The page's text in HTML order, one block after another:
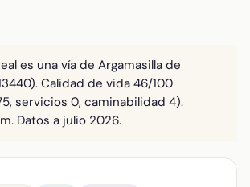
es una vía de Argamasilla de
Calidad de vida 46/100
servicios 0, caminabilidad 4).
Datos a julio 2026.